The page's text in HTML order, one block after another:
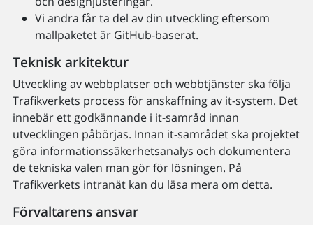
Vi andra får ta del av din utveckling eftersom
mallpaketet är GitHub-baserat.
Teknisk arkitektur
Utveckling av webbplatser och webbtjänster ska följa
Trafikverkets process för anskaffning av it-system. Det
innebär ett godkännande i it-samråd innan
utvecklingen påbörjas. Innan it-samrådet ska projektet
göra informationssäkerhetsanalys och dokumentera
de tekniska valen man gör för lösningen. På
Trafikverkets intranät kan du läsa mera om detta.
Förvaltarens ansvar